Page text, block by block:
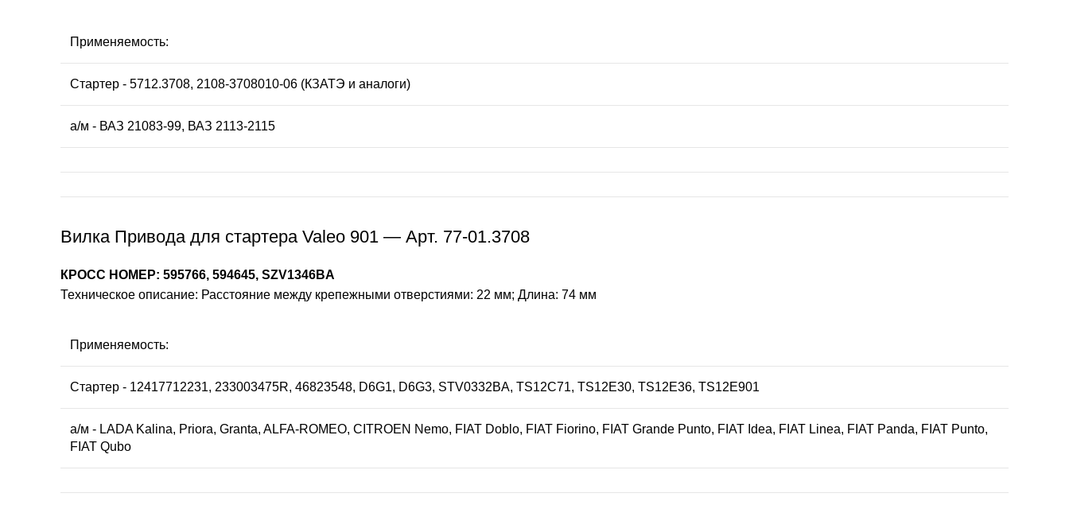
Применяемость:
Стартер - 5712.3708, 2108-3708010-06 (КЗАТЭ и аналоги)
а/м - ВАЗ 21083-99, ВАЗ 2113-2115
Вилка Привода для стартера Valeo 901 — Арт. 77-01.3708
КРОСС НОМЕР: 595766, 594645, SZV1346BA
Техническое описание: Расстояние между крепежными отверстиями: 22 мм; Длина: 74 мм
Применяемость:
Стартер - 12417712231, 233003475R, 46823548, D6G1, D6G3, STV0332BA, TS12C71, TS12E30, TS12E36, TS12E901
а/м - LADA Kalina, Priora, Granta, ALFA-ROMEO, CITROEN Nemo, FIAT Doblo, FIAT Fiorino, FIAT Grande Punto, FIAT Idea, FIAT Linea, FIAT Panda, FIAT Punto,
FIAT Qubo